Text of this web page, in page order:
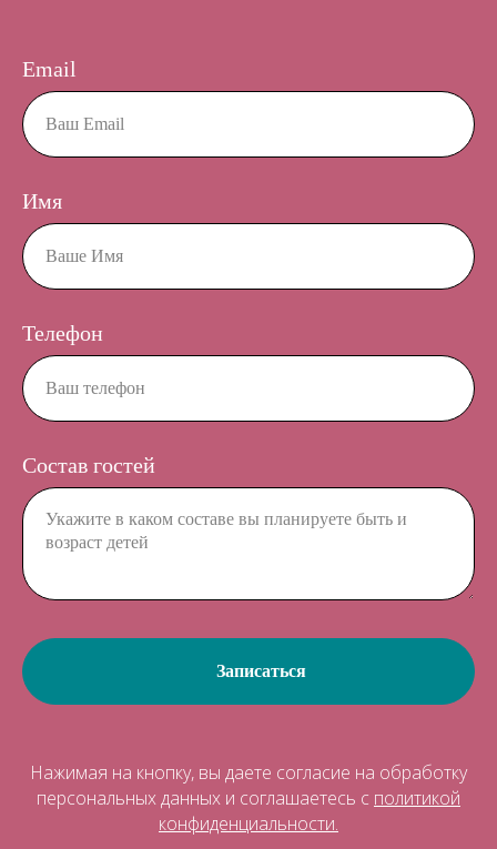
Email
Имя
Телефон
Состав гостей
Записаться
Нажимая на кнопку, вы даете согласие на обработку
персональных данных и соглашаетесь c политикой
конфиденциальности.